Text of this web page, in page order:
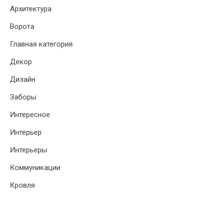
Архитектура
Ворота
Главная категория
Декор
Дизайн
Заборы
Интересное
Интерьер
Интерьеры
Коммуникации
Кровля